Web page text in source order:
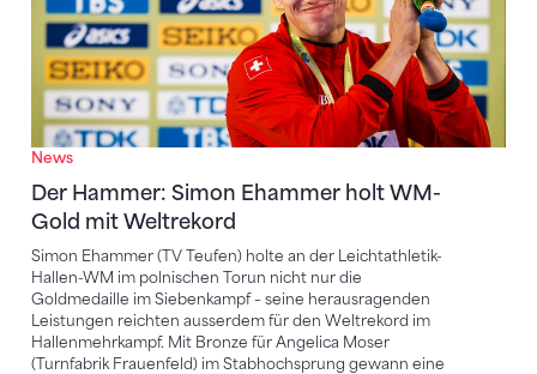
News
Der Hammer: Simon Ehammer holt WM-
Gold mit Weltrekord
Simon Ehammer (TV Teufen) holte an der Leichtathletik-
Hallen-WM im polnischen Torun nicht nur die
Goldmedaille im Siebenkampf – seine herausragenden
Leistungen reichten ausserdem für den Weltrekord im
Hallenmehrkampf. Mit Bronze für Angelica Moser
(Turnfabrik Frauenfeld) im Stabhochsprung gewann eine